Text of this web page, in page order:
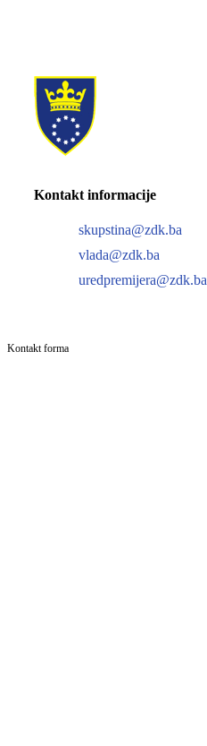
Kontakt informacije
skupstina@zdk.ba
vlada@zdk.ba
uredpremijera@zdk.ba
Kontakt forma